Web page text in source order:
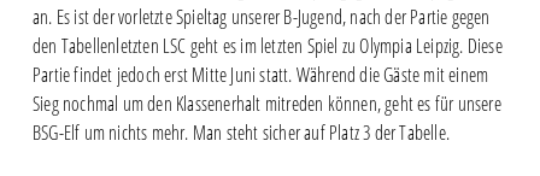
an. Es ist der vorletzte Spieltag unserer B-Jugend, nach der Partie gegen
den Tabellenletzten LSC geht es im letzten Spiel zu Olympia Leipzig. Diese
Partie findet jedoch erst Mitte Juni statt. Während die Gäste mit einem
Sieg nochmal um den Klassenerhalt mitreden können, geht es für unsere
BSG-Elf um nichts mehr. Man steht sicher auf Platz 3 der Tabelle.